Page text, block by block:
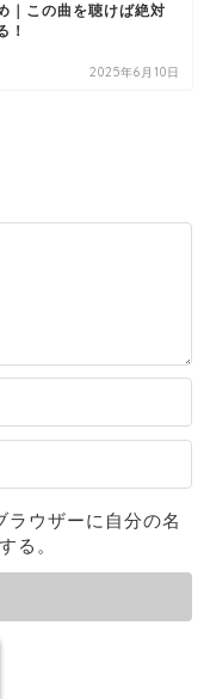
｜この曲を聴けば絶対
！
2025年6月10日
ラウザーに自分の名
る。